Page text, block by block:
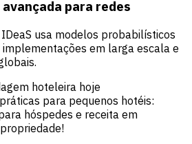
para redes
usa modelos probabilísticos
em larga escala e
hoteleira hoje
para pequenos hotéis:
hóspedes e receita em